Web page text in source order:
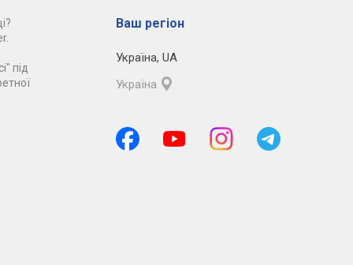
під
Ваш регіон
Україна, UA
Україна